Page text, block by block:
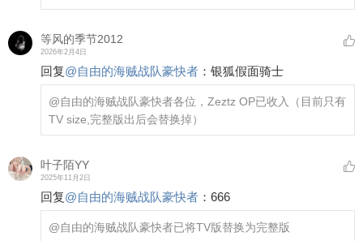
等风的季节2012
2026年2月4日
回复@自由的海贼战队豪快者 ： 银狐假面骑士
@自由的海贼战队豪快者各位，Zeztz OP已收入（目前只有
TV size,完整版出后会替换掉）
叶子陌YY
2025年11月2日
回复@自由的海贼战队豪快者 ： 666
@自由的海贼战队豪快者已将TV版替换为完整版